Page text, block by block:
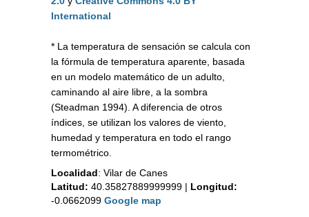
International
* La temperatura de sensación se calcula con
la fórmula de temperatura aparente, basada
en un modelo matemático de un adulto,
caminando al aire libre, a la sombra
(Steadman 1994). A diferencia de otros
índices, se utilizan los valores de viento,
humedad y temperatura en todo el rango
termométrico.
Localidad: Vilar de Canes
Latitud: 40.35827889999999 | Longitud:
-0.0662099 Google map